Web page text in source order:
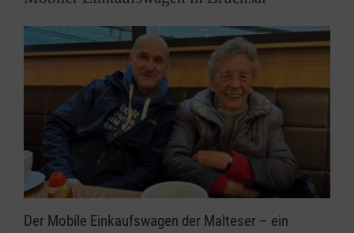
Der Mobile Einkaufswagen der Malteser – ein